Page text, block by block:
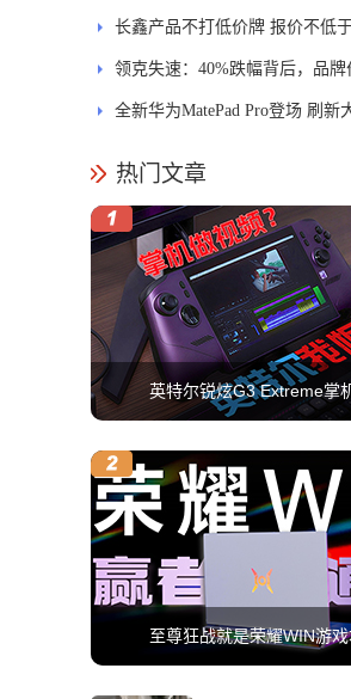
长鑫产品不打低价牌 报价不低
士
领克失速：40%跌幅背后，品
释
全新华为MatePad Pro登场 刷新
热门文章
英特尔锐炫G3 Extreme掌
至尊狂战就是荣耀WIN游